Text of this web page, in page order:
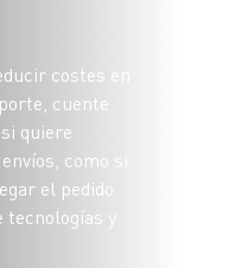
costes en
cuente
quiere
como si
el pedido
y